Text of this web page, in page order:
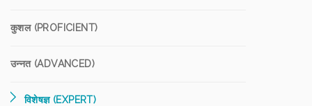
कुशल (PROFICIENT)
उन्नत (ADVANCED)
विशेषज्ञ (EXPERT)